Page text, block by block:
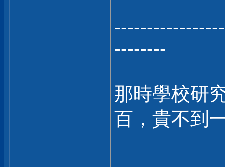
--------
那時學校研
百，貴不到